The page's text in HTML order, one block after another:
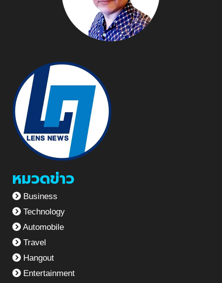
หมวดข่าว
Business
Technology
Automobile
Travel
Hangout
Entertainment